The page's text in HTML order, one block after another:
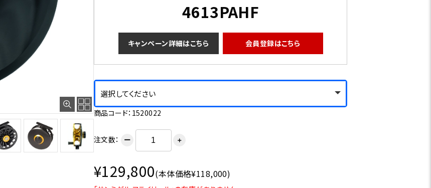
4613PAHF
キャンペーン詳細はこちら 会員登録はこちら
選択してください
商品コード：1520022
注文数： ー ＋
¥129,800(本体価格¥118,000)